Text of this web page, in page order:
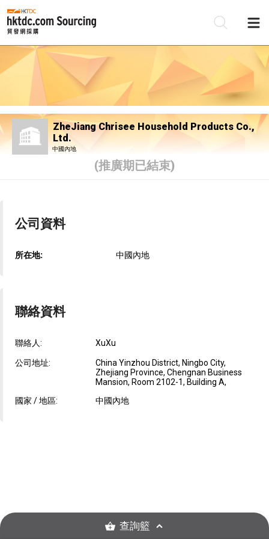
ZheJiang Chrisee Household Products Co.,
Ltd.
中國內地
(推廣期已結束)
公司資料
所在地: 中國內地
聯絡資料
聯絡人: XuXu
公司地址:
China Yinzhou District, Ningbo City,
Zhejiang Province, Chengnan Business
Mansion, Room 2102-1, Building A,
國家 / 地區:
中國內地
查詢籃